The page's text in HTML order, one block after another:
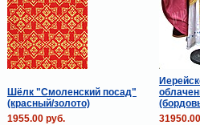
Шёлк "Смоленский посад"
(красный/золото)
1955.00 руб.